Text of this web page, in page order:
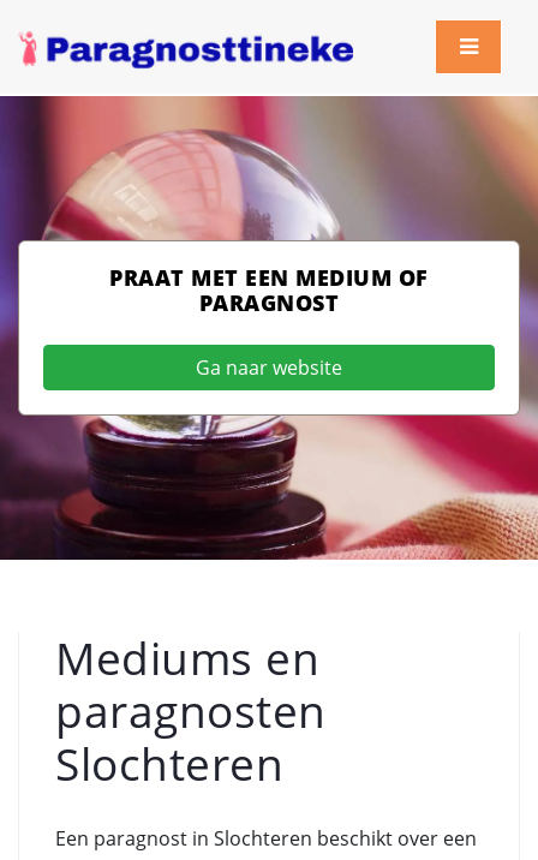
PRAAT MET EEN MEDIUM OF
PARAGNOST
Ga naar website
Mediums en
paragnosten
Slochteren
Een paragnost in Slochteren beschikt over een